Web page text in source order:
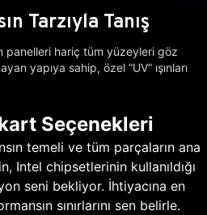
Tarzıyla Tanış
panelleri hariç tüm yüzeyleri göz
yapıya sahip, özel “UV” ışınları
Seçenekleri
temeli ve tüm parçaların ana
Intel chipsetlerinin kullanıldığı
seni bekliyor. İhtiyacına en
sınırlarını sen belirle.